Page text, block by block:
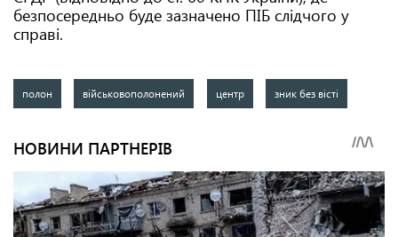
безпосередньо буде зазначено ПІБ слідчого у
справі.
полон військовополонений центр зник без вісті